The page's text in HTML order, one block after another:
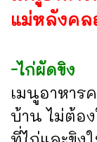
แม่หลังค
-ไก่ผัดขิง
เมนูอาหาร
บ้าน ไม่ต้อ